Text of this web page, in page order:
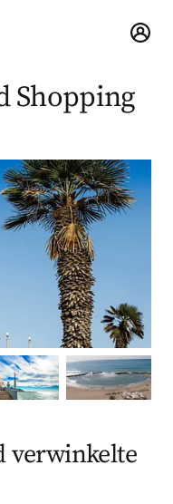
Shopping
verwinkelte